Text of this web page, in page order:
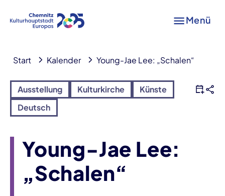
Menü
Start Kalender Young-Jae Lee: „Schalen“
Ausstellung Kulturkirche
Künste
Deutsch
Young-Jae Lee:
„Schalen“